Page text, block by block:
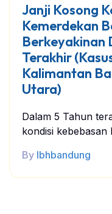
Janji Kosong
Kemerdekan
Berkeyakinan
Terakhir
Kalimantan
Utara)
Dalam 5 Tahun
kondisi
By lbhbandung